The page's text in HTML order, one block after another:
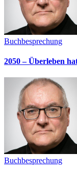
Buchbesprechung
2050 – Überleben
Buchbesprechung